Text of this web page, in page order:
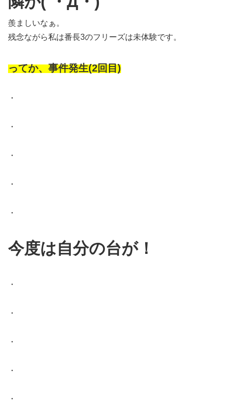
羨ましいなぁ。
残念ながら私は番長3のフリーズは未体験です。
ってか、事件発生(2回目)
・
・
・
・
・
今度は自分の台が！
・
・
・
・
・